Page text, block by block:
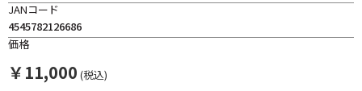
JANコード
4545782126686
価格
￥11,000 (税込)